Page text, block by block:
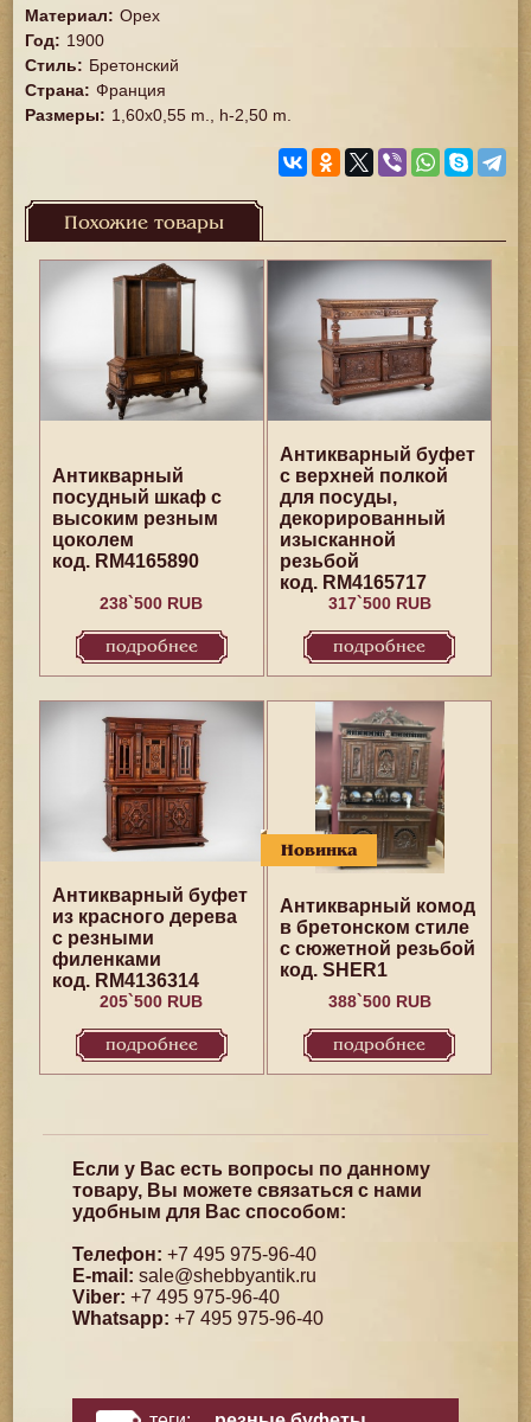
Материал: Орех
Год: 1900
Стиль: Бретонский
Страна: Франция
Размеры: 1,60x0,55 m., h-2,50 m.
Похожие товары
Антикварный
посудный шкаф с
высоким резным
цоколем
код. RM4165890
238`500 RUB
подробнее
Антикварный буфет
с верхней полкой
для посуды,
декорированный
изысканной
резьбой
код. RM4165717
317`500 RUB
подробнее
Антикварный буфет
из красного дерева
с резными
филенками
код. RM4136314
205`500 RUB
подробнее
Новинка
Антикварный комод
в бретонском стиле
с сюжетной резьбой
код. SHER1
388`500 RUB
подробнее
Если у Вас есть вопросы по данному
товару, Вы можете связаться с нами
удобным для Вас способом:
Телефон: +7 495 975-96-40
E-mail: sale@shebbyantik.ru
Viber: +7 495 975-96-40
Whatsapp: +7 495 975-96-40